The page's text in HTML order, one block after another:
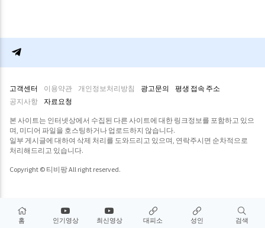
고객센터 이용약관 개인정보처리방침 광고문의
평생 접속 주소
공지사항
자료요청
본 사이트는 인터넷상에서 수집된 다른 사이트에 대한 링크정보를 포함하고 있으
며, 미디어 파일을 호스팅하거나 업로드하지 않습니다.
일부 게시글에 대하여 삭제 처리를 도와드리고 있으며, 연락주시면 순차적으로
처리해드리고 있습니다.
Copyright © 티비팡 All right reserved.
홈 인기영상 최신영상 대피소 성인 검색